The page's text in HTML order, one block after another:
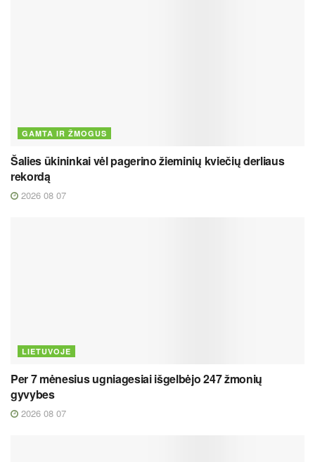
GAMTA IR ŽMOGUS
Šalies ūkininkai vėl pagerino žieminių kviečių derliaus
rekordą
2026 08 07
LIETUVOJE
Per 7 mėnesius ugniagesiai išgelbėjo 247 žmonių
gyvybes
2026 08 07